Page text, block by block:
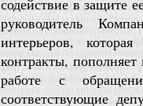
содействие в защите
руководитель
интерьеров,
контракты,
работе с
соответствующие